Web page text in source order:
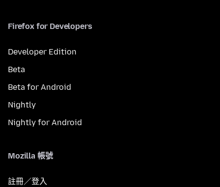
Firefox for Developers
Developer Edition
Beta
Beta for Android
Nightly
Nightly for Android
Mozilla 帳號
註冊／登入